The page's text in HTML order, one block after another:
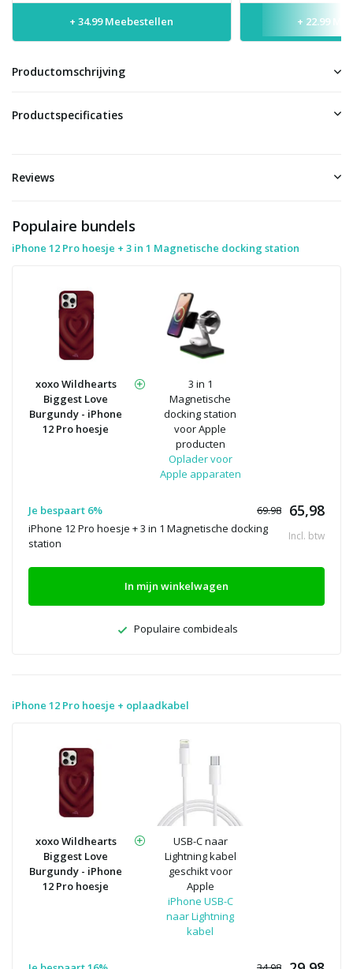
+ 34.99 Meebestellen + 22.99
Productomschrijving
Productspecificaties
Reviews
Populaire bundels
iPhone 12 Pro hoesje + 3 in 1 Magnetische docking station
xoxo Wildhearts
Biggest Love
Burgundy - iPhone
12 Pro hoesje
3 in 1
Magnetische
docking station
voor Apple
producten
Oplader voor
Apple apparaten
Je bespaart 6% 69.98 65,98
iPhone 12 Pro hoesje + 3 in 1 Magnetische docking
station
Incl. btw
In mijn winkelwagen
Populaire combideals
iPhone 12 Pro hoesje + oplaadkabel
xoxo Wildhearts
Biggest Love
Burgundy - iPhone
12 Pro hoesje
USB-C naar
Lightning kabel
geschikt voor
Apple
iPhone USB-C
naar Lightning
kabel